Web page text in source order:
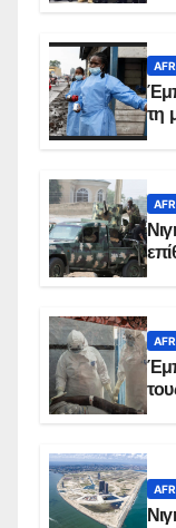
τη